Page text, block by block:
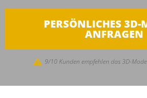
PERSÖNLICHES 3D-
ANFRAGEN
9/10 Kunden empfehlen das 3D-